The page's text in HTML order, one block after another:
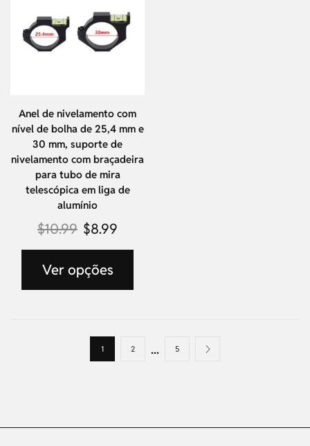
Anel de nivelamento com
nível de bolha de 25,4 mm e
30 mm, suporte de
nivelamento com braçadeira
para tubo de mira
telescópica em liga de
alumínio
$10.99 $8.99
Ver opções
1 2 ... 5